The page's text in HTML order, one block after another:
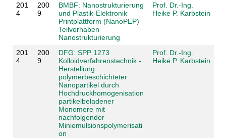
201
4
200
9
BMBF: Nanostrukturierung
und Plastik-Elektronik
Printplattform (NanoPEP) –
Teilvorhaben
Nanostrukturierung
Prof. Dr.-Ing.
Heike P. Karbstein
201
4
200
9
DFG: SPP 1273
Kolloidverfahrenstechnik -
Herstellung
polymerbeschichteter
Nanopartikel durch
Hochdruckhomogenisation
partikelbeladener
Monomere mit
nachfolgender
Miniemulsionspolymerisati
on
Prof. Dr.-Ing.
Heike P. Karbstein